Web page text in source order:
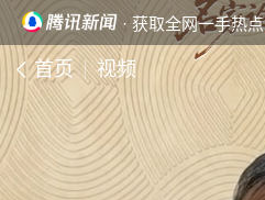
· 获取全网一手热点
首页 视频